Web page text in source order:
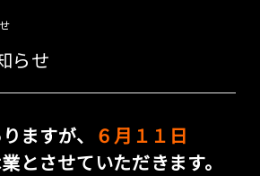
らせ
ますが、 ６月１１日
とさせていただきます。